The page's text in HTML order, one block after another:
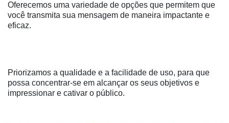
Oferecemos uma variedade de opções que permitem que
você transmita sua mensagem de maneira impactante e
eficaz.
Priorizamos a qualidade e a facilidade de uso, para que
possa concentrar-se em alcançar os seus objetivos e
impressionar e cativar o público.